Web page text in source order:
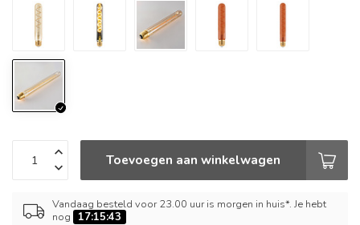
Toevoegen aan winkelwagen
Vandaag besteld voor 23.00 uur is morgen in huis*. Je hebt
nog
17:15:42